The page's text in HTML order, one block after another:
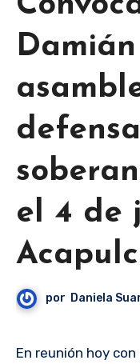
el 4 de
por Daniela
En reunión hoy con representantes de los medios